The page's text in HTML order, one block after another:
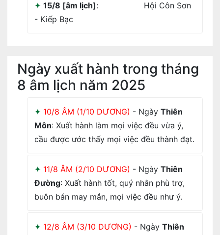
15/8 [âm lịch]:
Hội Côn Sơn
- Kiếp Bạc
Ngày xuất hành trong tháng
8 âm lịch năm 2025
10/8 ÂM (1/10 DƯƠNG) - Ngày Thiên
Môn: Xuất hành làm mọi việc đều vừa ý,
cầu được ước thấy mọi việc đều thành đạt.
11/8 ÂM (2/10 DƯƠNG) - Ngày Thiên
Đường: Xuất hành tốt, quý nhân phù trợ,
buôn bán may mắn, mọi việc đều như ý.
12/8 ÂM (3/10 DƯƠNG) - Ngày Thiên